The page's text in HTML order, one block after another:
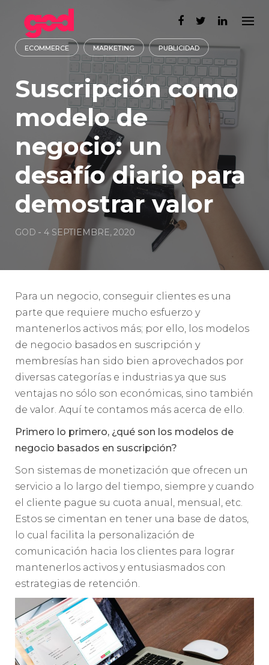
content
ECOMMERCE MARKETING PUBLICIDAD
Suscripción como
modelo de
negocio: un
desafío diario para
demostrar valor
GOD - 4 SEPTIEMBRE, 2020
Para un negocio, conseguir clientes es una
parte que requiere mucho esfuerzo y
mantenerlos activos más; por ello, los modelos
de negocio basados en suscripción y
membresías han sido bien aprovechados por
diversas categorías e industrias ya que sus
ventajas no sólo son económicas, sino también
de valor. Aquí te contamos más acerca de ello.
Primero lo primero, ¿qué son los modelos de
negocio basados en suscripción?
Son sistemas de monetización que ofrecen un
servicio a lo largo del tiempo, siempre y cuando
el cliente pague su cuota anual, mensual, etc.
Estos se cimentan en tener una base de datos,
lo cual facilita la personalización de
comunicación hacia los clientes para lograr
mantenerlos activos y entusiasmados con
estrategias de retención.